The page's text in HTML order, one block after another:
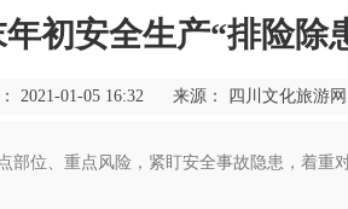
初安全生产“排险除
2021-01-05 16:32 来源： 四川文化旅游网
部位、重点风险，紧盯安全事故隐患，着重